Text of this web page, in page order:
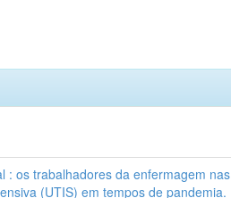
: os trabalhadores da enfermagem nas
(UTIS) em tempos de pandemia.